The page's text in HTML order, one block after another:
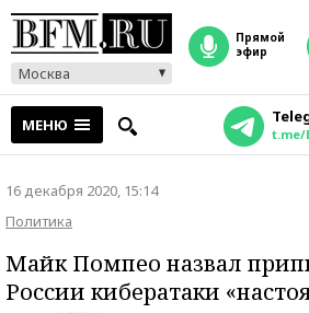
Москва
прямой
эфир
МЕНЮ t.me/
16 декабря 2020, 15:14
Политика
Майк Помпео назвал
России кибератаки